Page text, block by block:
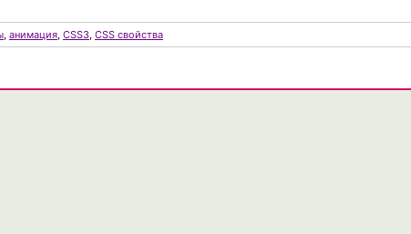
, анимация, CSS3, CSS свойства